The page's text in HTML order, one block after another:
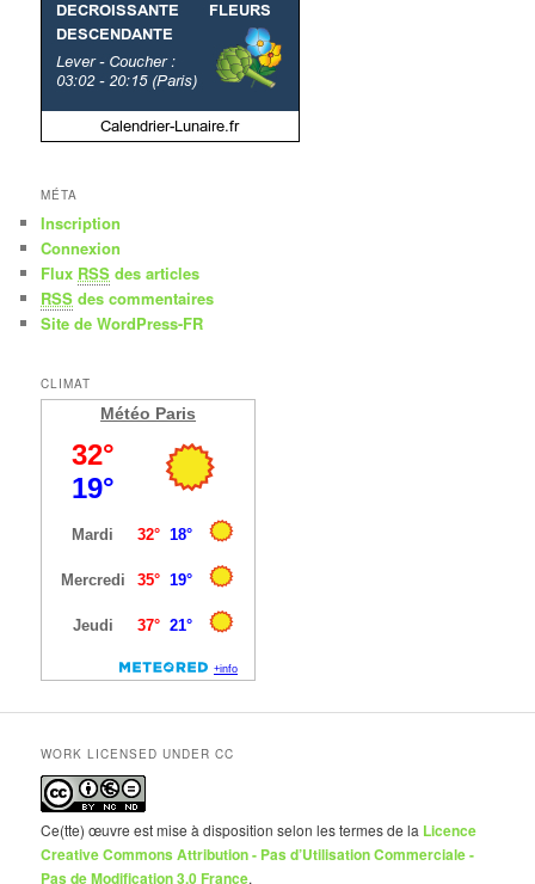
MÉTA
Inscription
Connexion
Flux RSS des articles
RSS des commentaires
Site de WordPress-FR
CLIMAT
Météo Paris
WORK LICENSED UNDER CC
Ce(tte) œuvre est mise à disposition selon les termes de la Licence
Creative Commons Attribution - Pas d’Utilisation Commerciale -
Pas de Modification 3.0 France.